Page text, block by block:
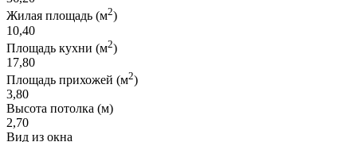
Жилая площадь (м2)
10,40
Площадь кухни (м2)
17,80
Площадь прихожей (м2)
3,80
Высота потолка (м)
2,70
Вид из окна